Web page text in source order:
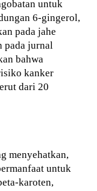
untuk
6-gingerol,
pada jahe
pada jurnal
bahwa
kanker
dari 20
menyehatkan,
untuk
karoten,